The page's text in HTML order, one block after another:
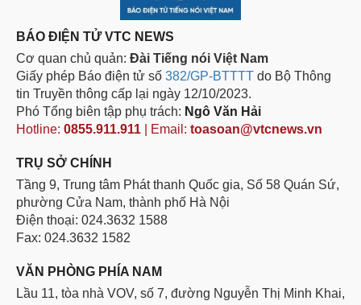
BÁO ĐIỆN TỬ VTC NEWS
Cơ quan chủ quản: Đài Tiếng nói Việt Nam
Giấy phép Báo điện tử số 382/GP-BTTTT do Bộ Thông
tin Truyền thông cấp lại ngày 12/10/2023.
Phó Tổng biên tập phụ trách: Ngô Văn Hải
Hotline: 0855.911.911 | Email: toasoan@vtcnews.vn
TRỤ SỞ CHÍNH
Tầng 9, Trung tâm Phát thanh Quốc gia, Số 58 Quán Sứ,
phường Cửa Nam, thành phố Hà Nội
Điện thoại: 024.3632 1588
Fax: 024.3632 1582
VĂN PHÒNG PHÍA NAM
Lầu 11, tòa nhà VOV, số 7, đường Nguyễn Thị Minh Khai,